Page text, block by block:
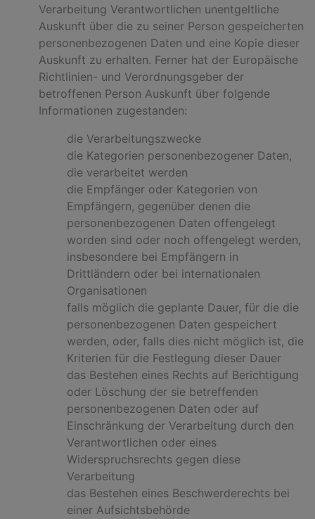
Verarbeitung Verantwortlichen unentgeltliche
Auskunft über die zu seiner Person gespeicherten
personenbezogenen Daten und eine Kopie dieser
Auskunft zu erhalten. Ferner hat der Europäische
Richtlinien- und Verordnungsgeber der
betroffenen Person Auskunft über folgende
Informationen zugestanden:
die Verarbeitungszwecke
die Kategorien personenbezogener Daten,
die verarbeitet werden
die Empfänger oder Kategorien von
Empfängern, gegenüber denen die
personenbezogenen Daten offengelegt
worden sind oder noch offengelegt werden,
insbesondere bei Empfängern in
Drittländern oder bei internationalen
Organisationen
falls möglich die geplante Dauer, für die die
personenbezogenen Daten gespeichert
werden, oder, falls dies nicht möglich ist, die
Kriterien für die Festlegung dieser Dauer
das Bestehen eines Rechts auf Berichtigung
oder Löschung der sie betreffenden
personenbezogenen Daten oder auf
Einschränkung der Verarbeitung durch den
Verantwortlichen oder eines
Widerspruchsrechts gegen diese
Verarbeitung
das Bestehen eines Beschwerderechts bei
einer Aufsichtsbehörde